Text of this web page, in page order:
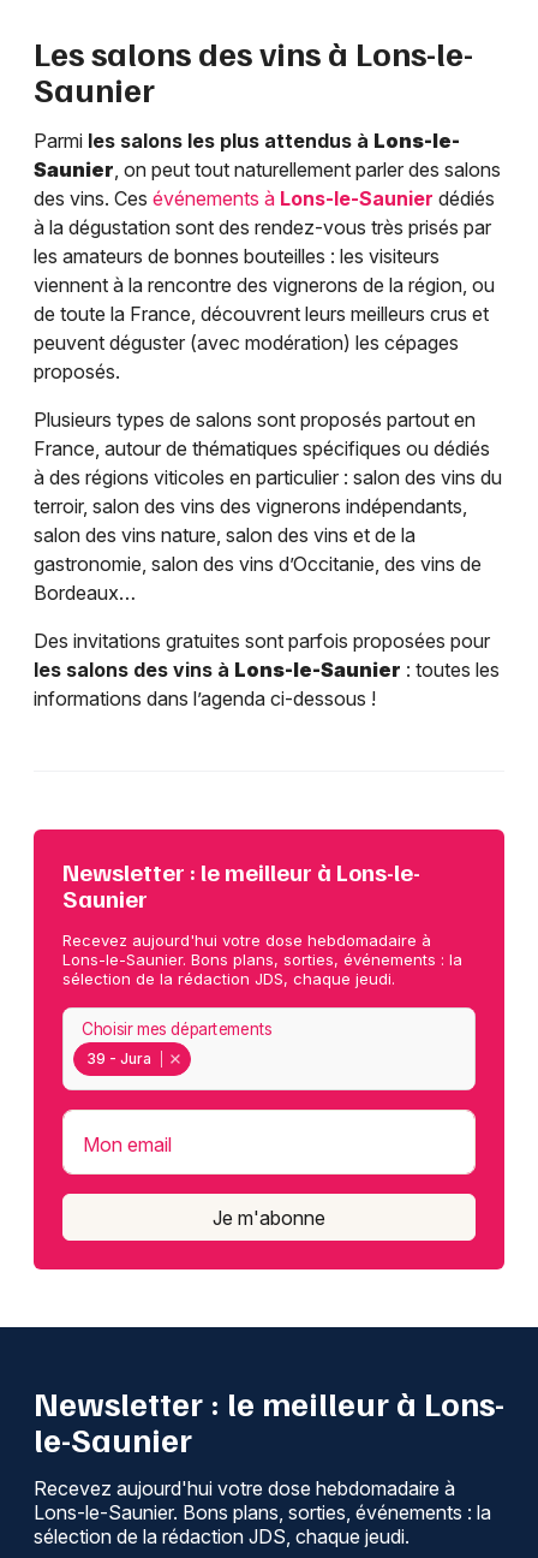
Les salons des vins à Lons-le-
Saunier
Parmi les salons les plus attendus à Lons-le-
Saunier, on peut tout naturellement parler des salons
des vins. Ces événements à Lons-le-Saunier dédiés
à la dégustation sont des rendez-vous très prisés par
les amateurs de bonnes bouteilles : les visiteurs
viennent à la rencontre des vignerons de la région, ou
de toute la France, découvrent leurs meilleurs crus et
peuvent déguster (avec modération) les cépages
proposés.
Plusieurs types de salons sont proposés partout en
France, autour de thématiques spécifiques ou dédiés
à des régions viticoles en particulier : salon des vins du
terroir, salon des vins des vignerons indépendants,
salon des vins nature, salon des vins et de la
gastronomie, salon des vins d’Occitanie, des vins de
Bordeaux…
Des invitations gratuites sont parfois proposées pour
les salons des vins à Lons-le-Saunier : toutes les
informations dans l’agenda ci-dessous !
Newsletter : le meilleur à Lons-le-
Saunier
Recevez aujourd'hui votre dose hebdomadaire à
Lons-le-Saunier. Bons plans, sorties, événements : la
sélection de la rédaction JDS, chaque jeudi.
39 - Jura
Choisir mes départements
Mon email
Je m'abonne
Newsletter : le meilleur à Lons-
le-Saunier
Recevez aujourd'hui votre dose hebdomadaire à
Lons-le-Saunier. Bons plans, sorties, événements : la
sélection de la rédaction JDS, chaque jeudi.